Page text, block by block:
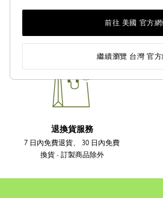
3-5日免費送達 - 訂製商品除外
退換貨服務
7 日內免費退貨、 30 日內免費
換貨 - 訂製商品除外
前往 美國 官方網
繼續瀏覽 台灣 官